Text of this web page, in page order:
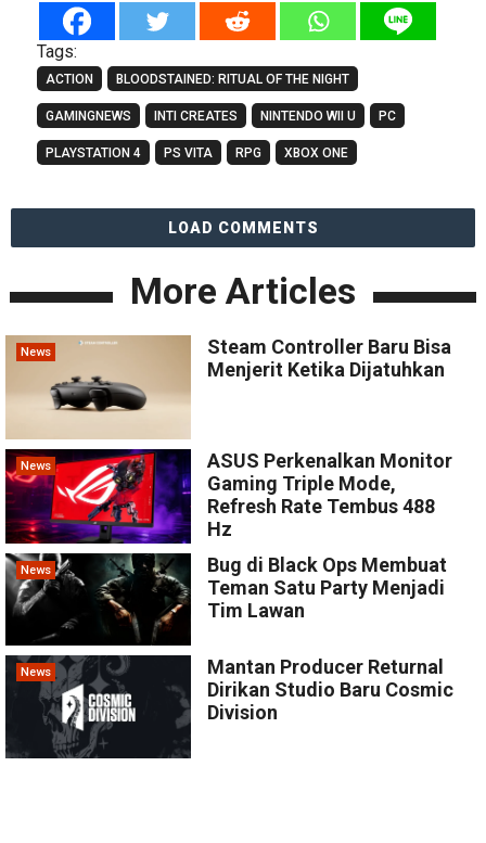
Tags:
ACTION BLOODSTAINED: RITUAL OF THE NIGHT
GAMINGNEWS INTI CREATES NINTENDO WII U PC
PLAYSTATION 4 PS VITA RPG XBOX ONE
LOAD COMMENTS
More Articles
News
Steam Controller Baru Bisa
Menjerit Ketika Dijatuhkan
News
ASUS Perkenalkan Monitor
Gaming Triple Mode,
Refresh Rate Tembus 488
Hz
News
Bug di Black Ops Membuat
Teman Satu Party Menjadi
Tim Lawan
News
Mantan Producer Returnal
Dirikan Studio Baru Cosmic
Division